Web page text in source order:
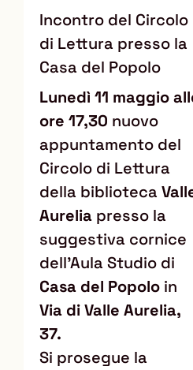
Incontro del Circolo
di Lettura presso la
Casa del Popolo
Lunedì 11 maggio
ore 17,30 nuovo
appuntamento del
Circolo di Lettura
della biblioteca
Aurelia presso la
suggestiva cornice
dell'Aula Studio di
Casa del Popolo in
Via di Valle Aurelia,
37.
Si prosegue la